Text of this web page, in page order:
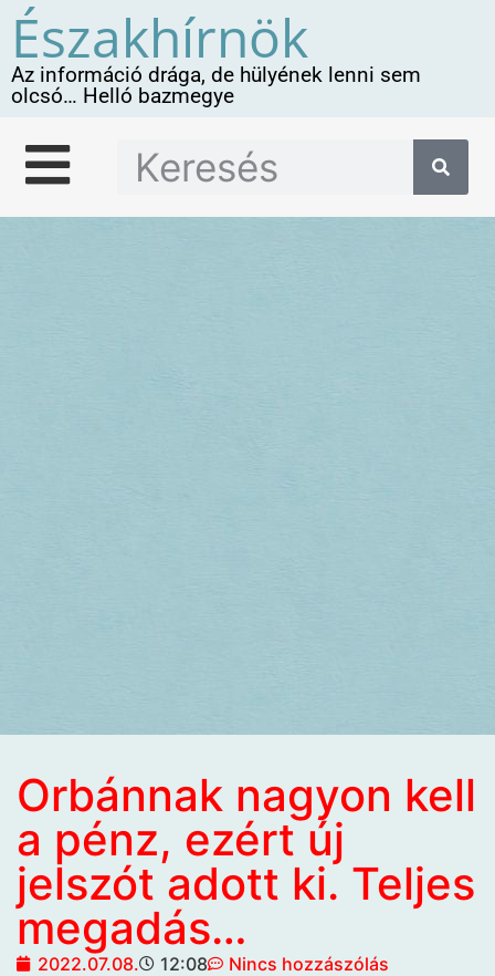
Északhírnök
Az információ drága, de hülyének lenni sem
olcsó… Helló bazmegye
Orbánnak nagyon kell
a pénz, ezért új
jelszót adott ki. Teljes
megadás…
2022.07.08. 12:08
Nincs hozzászólás